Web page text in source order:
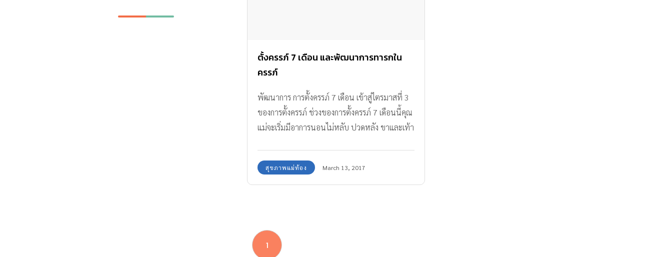
ตั้งครรภ์ 7 เดือน และพัฒนาการทารกใน
ครรภ์
พัฒนาการ การตั้งครรภ์ 7 เดือน เข้าสู่ไตรมาสที่ 3
ของการตั้งครรภ์ ช่วงของการตั้งครรภ์ 7 เดือนนี้คุณ
แม่จะเริ่มมีอาการนอนไม่หลับ ปวดหลัง ขาและเท้า
สุขภาพแม่ท้อง March 13, 2017
1